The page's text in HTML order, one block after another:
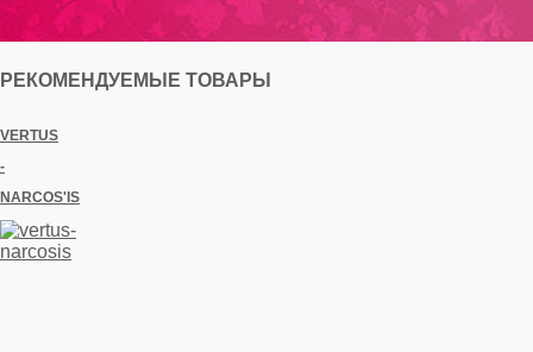
РЕКОМЕНДУЕМЫЕ ТОВАРЫ
VERTUS
-
NARCOS'IS